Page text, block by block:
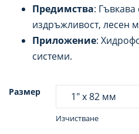
Предимства: Гъвкава
издръжливост, лесен
Приложение:
системи.
Размер
Изчистване